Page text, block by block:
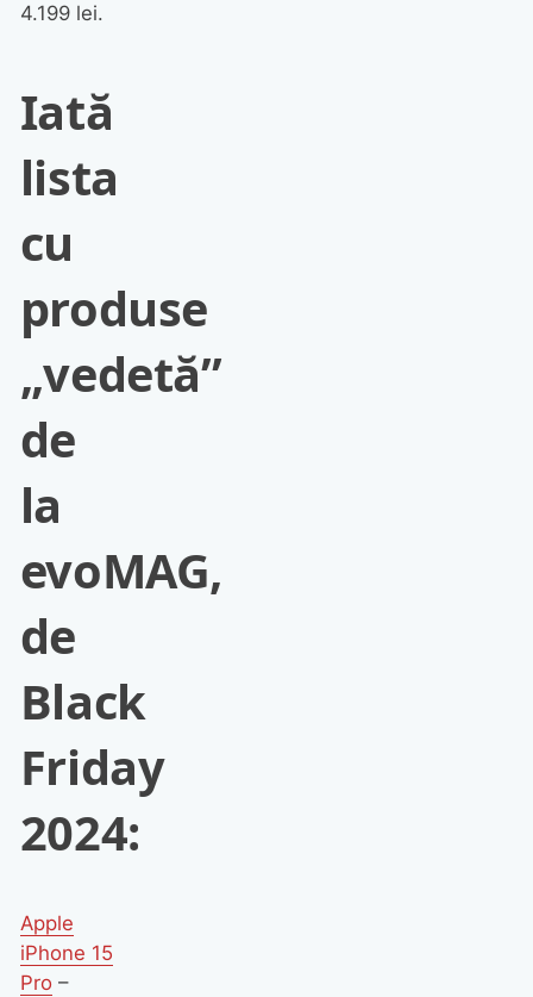
4.199 lei.
Iată
lista
cu
produse
„vedetă”
de
la
evoMAG,
de
Black
Friday
2024:
Apple
iPhone 15
Pro–